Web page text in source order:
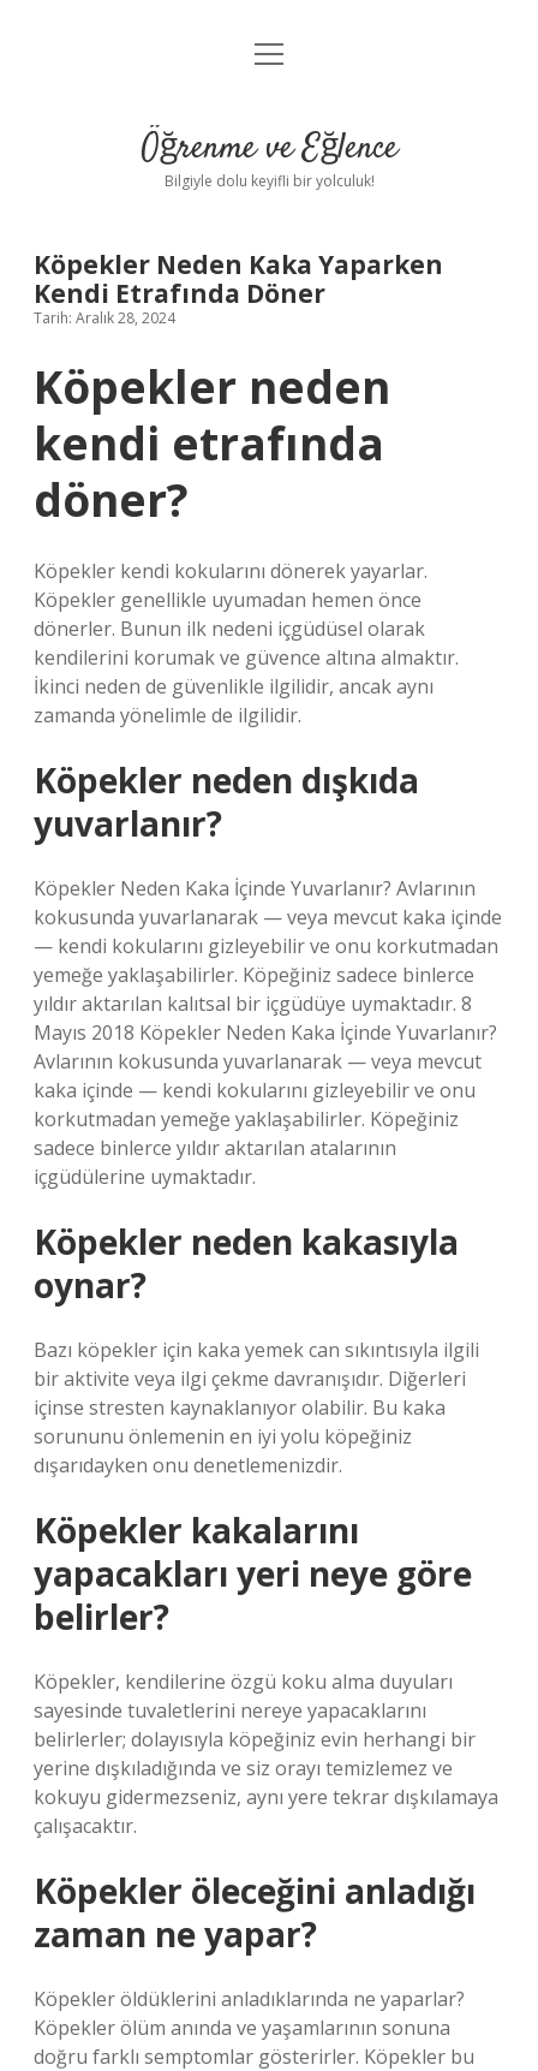
Anasayfa
Yasal Uyarı
menüyü
Öğrenme ve Eğlence
Bilgiyle dolu keyifli bir yolculuk!
Köpekler Neden Kaka Yaparken
Kendi Etrafında Döner
Tarih: Aralık 28, 2024
Köpekler neden
kendi etrafında
döner?
Köpekler kendi kokularını dönerek yayarlar.
Köpekler genellikle uyumadan hemen önce
dönerler. Bunun ilk nedeni içgüdüsel olarak
kendilerini korumak ve güvence altına almaktır.
İkinci neden de güvenlikle ilgilidir, ancak aynı
zamanda yönelimle de ilgilidir.
Köpekler neden dışkıda
yuvarlanır?
Köpekler Neden Kaka İçinde Yuvarlanır? Avlarının
kokusunda yuvarlanarak — veya mevcut kaka içinde
— kendi kokularını gizleyebilir ve onu korkutmadan
yemeğe yaklaşabilirler. Köpeğiniz sadece binlerce
yıldır aktarılan kalıtsal bir içgüdüye uymaktadır. 8
Mayıs 2018 Köpekler Neden Kaka İçinde Yuvarlanır?
Avlarının kokusunda yuvarlanarak — veya mevcut
kaka içinde — kendi kokularını gizleyebilir ve onu
korkutmadan yemeğe yaklaşabilirler. Köpeğiniz
sadece binlerce yıldır aktarılan atalarının
içgüdülerine uymaktadır.
Köpekler neden kakasıyla
oynar?
Bazı köpekler için kaka yemek can sıkıntısıyla ilgili
bir aktivite veya ilgi çekme davranışıdır. Diğerleri
içinse stresten kaynaklanıyor olabilir. Bu kaka
sorununu önlemenin en iyi yolu köpeğiniz
dışarıdayken onu denetlemenizdir.
Köpekler kakalarını
yapacakları yeri neye göre
belirler?
Köpekler, kendilerine özgü koku alma duyuları
sayesinde tuvaletlerini nereye yapacaklarını
belirlerler; dolayısıyla köpeğiniz evin herhangi bir
yerine dışkıladığında ve siz orayı temizlemez ve
kokuyu gidermezseniz, aynı yere tekrar dışkılamaya
çalışacaktır.
Köpekler öleceğini anladığı
zaman ne yapar?
Köpekler öldüklerini anladıklarında ne yaparlar?
Köpekler ölüm anında ve yaşamlarının sonuna
doğru farklı semptomlar gösterirler. Köpekler bu